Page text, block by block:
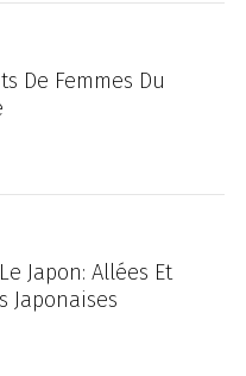
De Femmes Du
Japon: Allées Et
Japonaises